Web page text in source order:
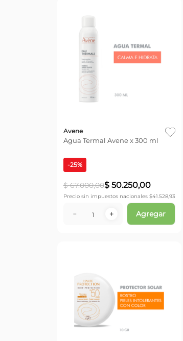
Avene
Agua Termal Avene x 300 ml
-25%
$ 67.000,00$ 50.250,00
Precio sin impuestos nacionales $41.528,93
＋
－ Agregar